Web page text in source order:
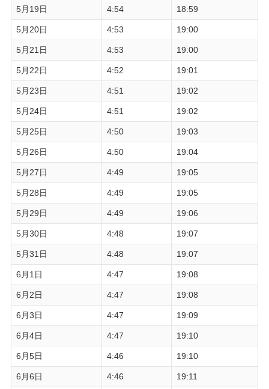
5月19日 4:54 18:59
5月20日 4:53 19:00
5月21日 4:53 19:00
5月22日 4:52 19:01
5月23日 4:51 19:02
5月24日 4:51 19:02
5月25日 4:50 19:03
5月26日 4:50 19:04
5月27日 4:49 19:05
5月28日 4:49 19:05
5月29日 4:49 19:06
5月30日 4:48 19:07
5月31日 4:48 19:07
6月1日 4:47 19:08
6月2日 4:47 19:08
6月3日 4:47 19:09
6月4日 4:47 19:10
6月5日 4:46 19:10
6月6日 4:46 19:11